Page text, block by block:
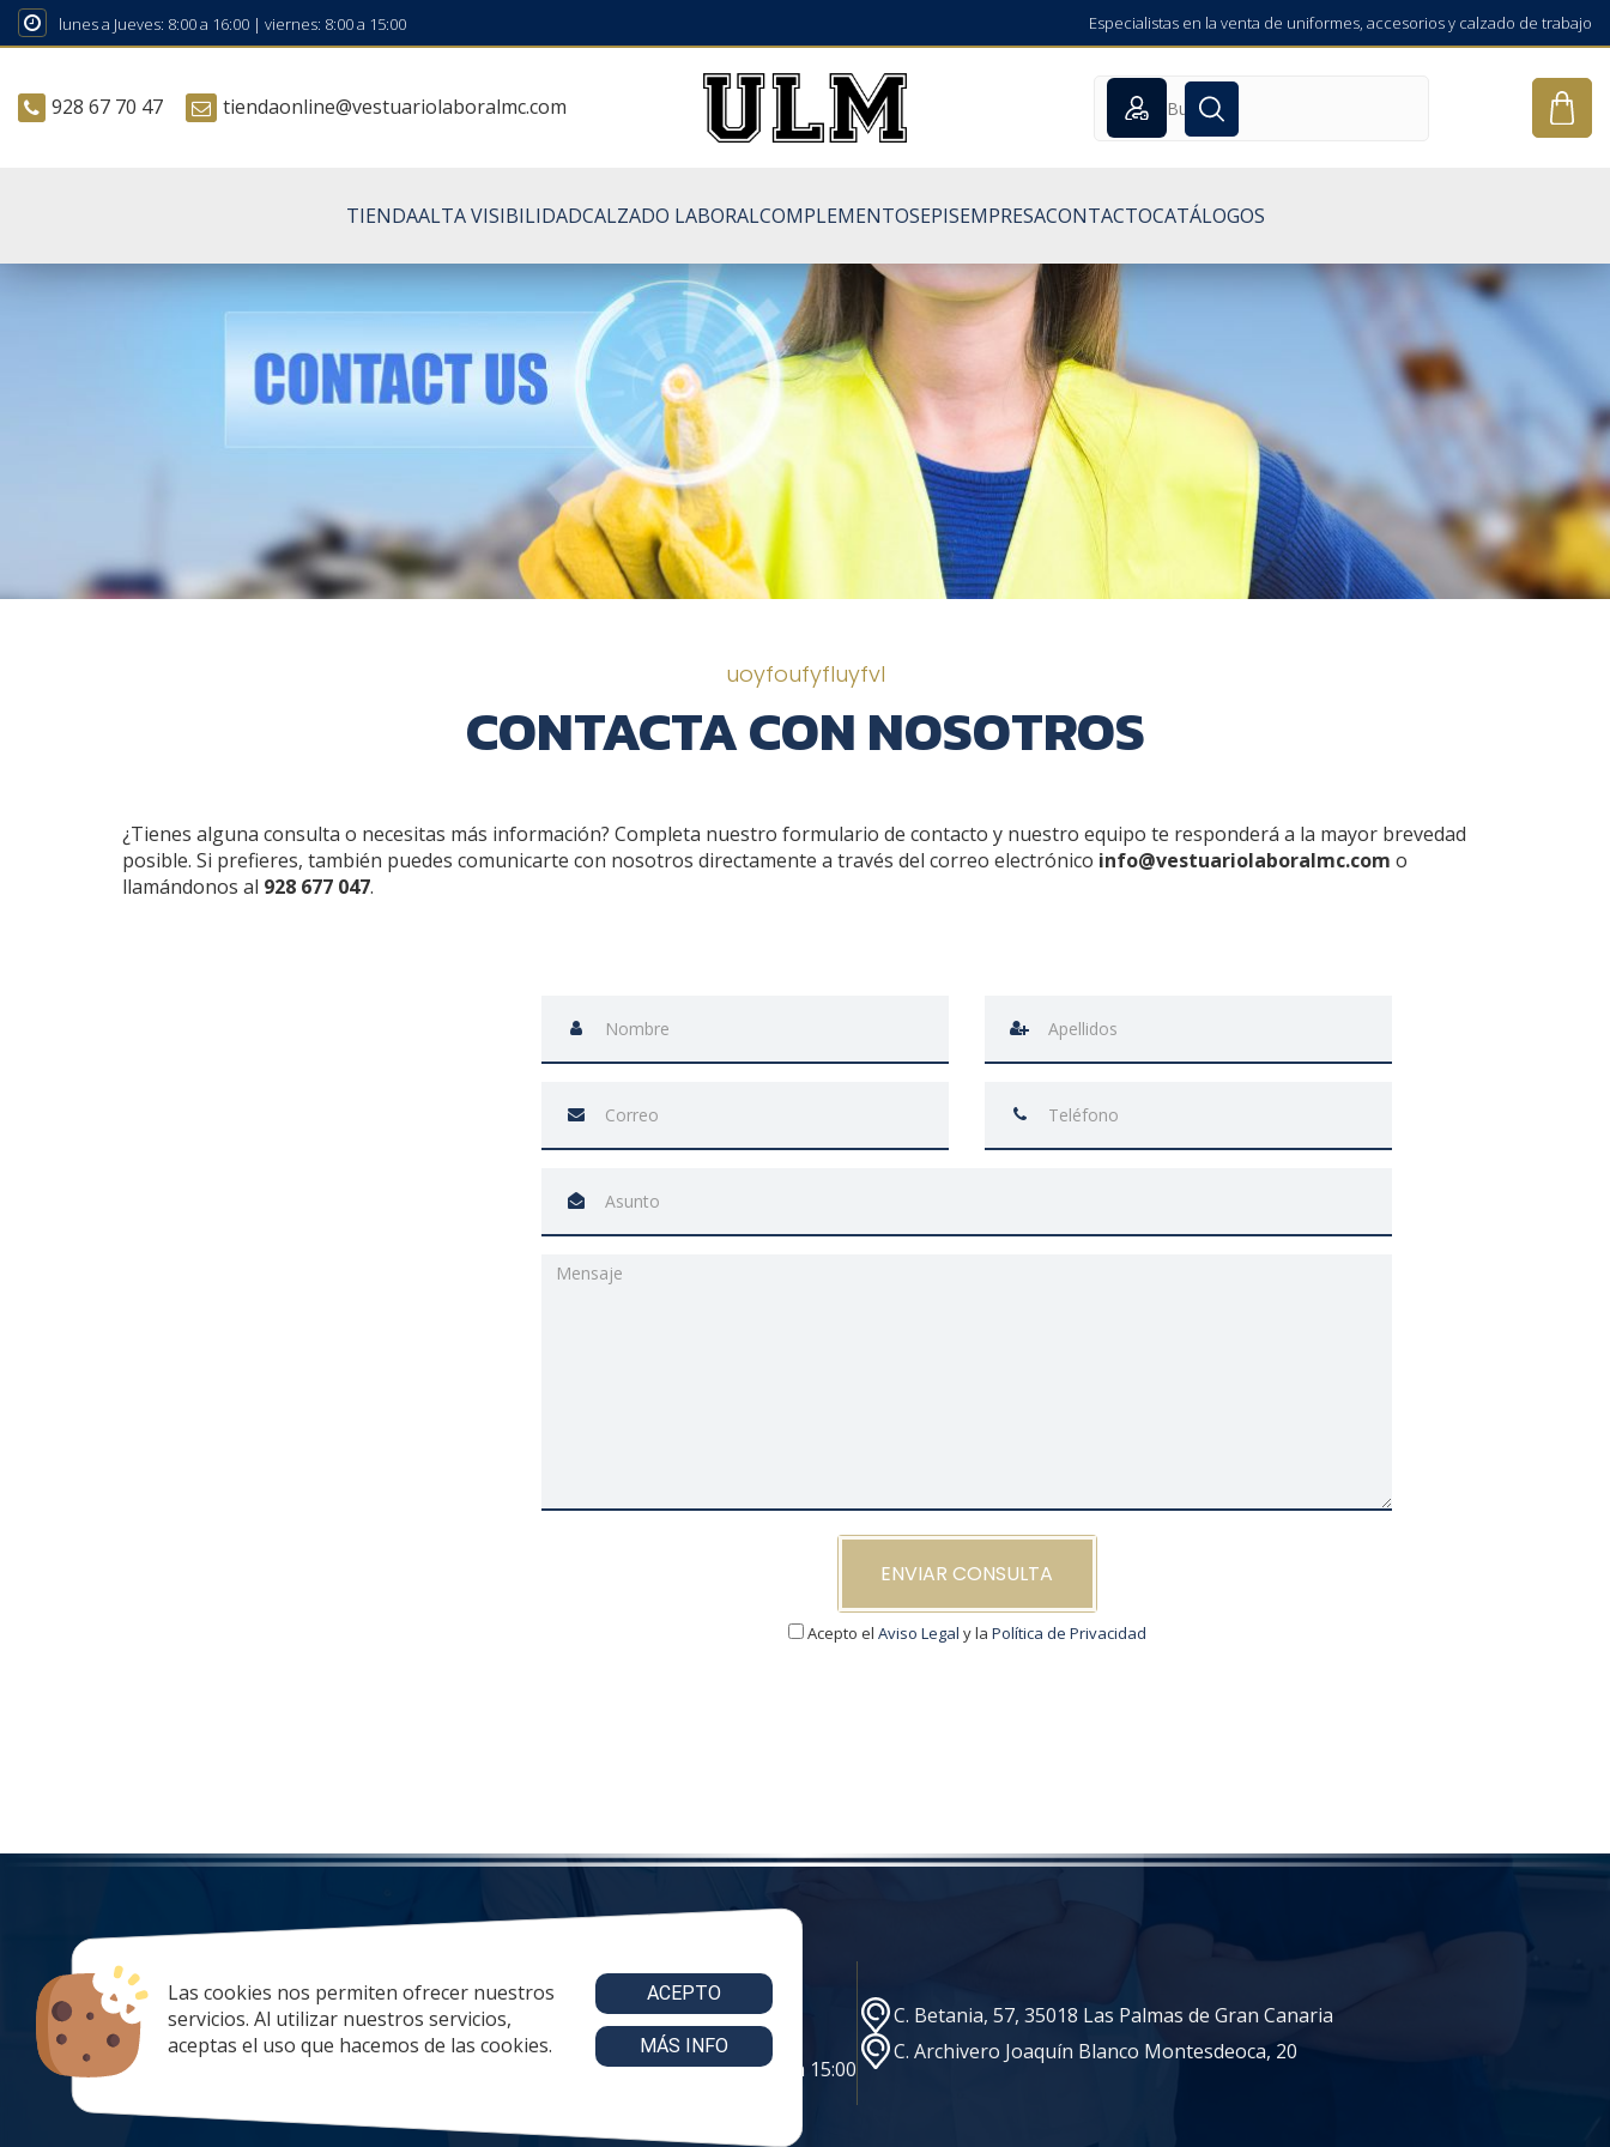
Las cookies nos permiten ofrecer nuestros
servicios. Al utilizar nuestros servicios,
aceptas el uso que hacemos de las cookies.
ACEPTO
MÁS INFO
lunes a Jueves: 8:00 a 16:00 | viernes: 8:00 a 15:00 Especialistas en la venta de uniformes, accesorios y calzado de trabajo
928 67 70 47 tiendaonline@vestuariolaboralmc.com
TIENDAALTA VISIBILIDADCALZADO LABORALCOMPLEMENTOSEPISEMPRESACONTACTOCATÁLOGOS
uoyfoufyfluyfvl
CONTACTA CON NOSOTROS
¿Tienes alguna consulta o necesitas más información? Completa nuestro formulario de contacto y nuestro equipo te responderá a la mayor brevedad
posible. Si prefieres, también puedes comunicarte con nosotros directamente a través del correo electrónico info@vestuariolaboralmc.com o
llamándonos al 928 677 047.
ENVIAR CONSULTA
Acepto el Aviso Legal y la Política de Privacidad
tiendaonline@vestuariolaboralmc.com
928 67 70 47
lunes a Jueves: 8:00 a 16:00 | viernes: 8:00 a 15:00
C. Betania, 57, 35018 Las Palmas de Gran Canaria
C. Archivero Joaquín Blanco Montesdeoca, 20